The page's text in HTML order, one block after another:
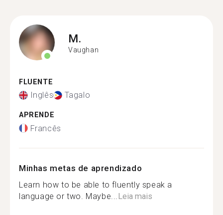
M.
Vaughan
FLUENTE
Inglês Tagalo
APRENDE
Francês
Minhas metas de aprendizado
Learn how to be able to fluently speak a
language or two. Maybe... Leia mais